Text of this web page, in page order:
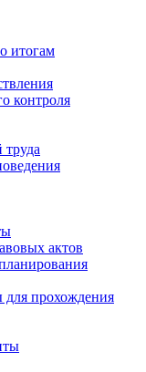
итогам
контроля
актов
прохождения